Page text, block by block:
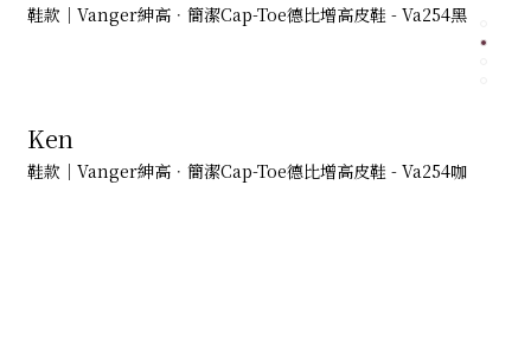
鞋款｜Vanger紳高．簡潔Cap-Toe德比增高皮鞋 - Va254黑
Ken
鞋款｜Vanger紳高．簡潔Cap-Toe德比增高皮鞋 - Va254咖